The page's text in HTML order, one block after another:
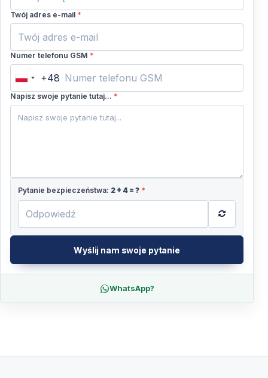
Twój adres e-mail *
Numer telefonu GSM *
Poland
+48
+48
Napisz swoje pytanie tutaj... *
Pytanie bezpieczeństwa: 2 + 4 = ? *
Wyślij nam swoje pytanie
WhatsApp?